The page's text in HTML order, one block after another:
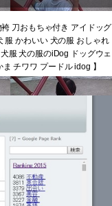
刀おもちゃ付き アイドッグ
服 かわいい 犬の服 おしゃれ
服 犬の服のiDog ドッグウェ
チワワ プードル idog 】